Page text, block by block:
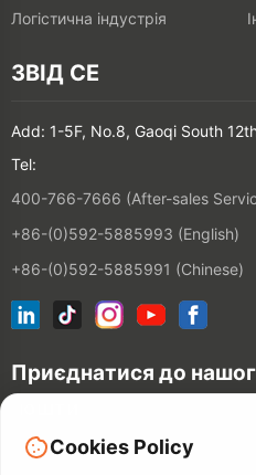
Логістична індустрія
ЗВІД СЕ
Add: 1-5F, No.8, Gaoqi South
Tel:
400-766-7666 (After-sales
+86-(0)592-5885993 (English)
+86-(0)592-5885991 (Chinese)
Приєднатися до
Cookies Policy